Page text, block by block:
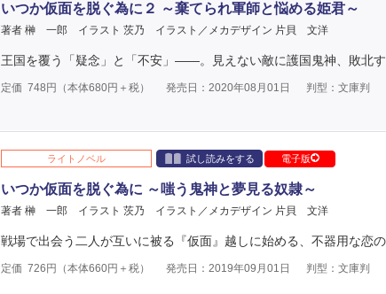
いつか仮面を脱ぐ為に２ ～棄てられ軍師と悩める姫君～
著者 榊 一郎 イラスト 茨乃 イラスト／メカデザイン 片貝 文洋
王国を覆う「疑念」と「不安」――。見えない敵に護国鬼神、敗北
定価 748 円（本体680円＋税） 発売日：2020年08月01日 判型：文庫判
ライトノベル 試し読みをする 電子版
いつか仮面を脱ぐ為に ～嗤う鬼神と夢見る奴隷～
著者 榊 一郎 イラスト 茨乃 イラスト／メカデザイン 片貝 文洋
戦場で出会う二人が互いに被る『仮面』越しに始める、不器用な恋
定価 726 円（本体660円＋税） 発売日：2019年09月01日 判型：文庫判